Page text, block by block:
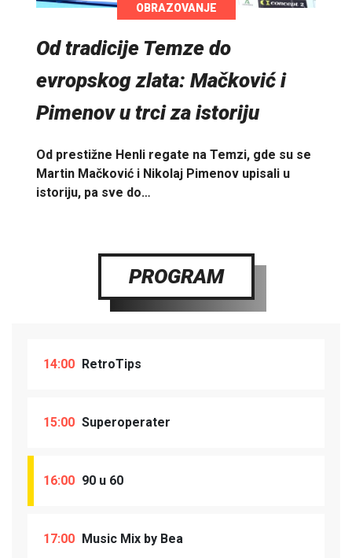
OBRAZOVANJE
Od tradicije Temze do
evropskog zlata: Mačković i
Pimenov u trci za istoriju
Od prestižne Henli regate na Temzi, gde su se
Martin Mačković i Nikolaj Pimenov upisali u
istoriju, pa sve do…
PROGRAM
14:00 RetroTips
15:00 Superoperater
16:00 90 u 60
17:00 Music Mix by Bea